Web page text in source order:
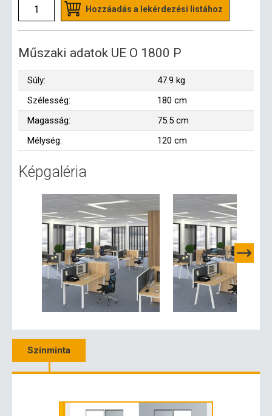
Hozzáadás a lekérdezési listához
Műszaki adatok UE O 1800 P
Súly:
47.9 kg
Szélesség:
180 cm
Magasság:
75.5 cm
Mélység:
120 cm
Képgaléria
Színminta